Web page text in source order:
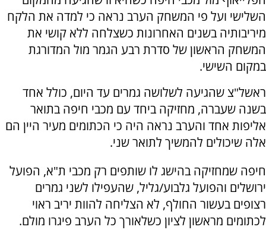
השלישי ועל פי המשחק הערב נראה כי למדה את הלקח
מיריבותיה בשנים האחרונות כשצלחה ללא קושי את
המשחק הראשון של סדרת רבע הגמר מול המדורגת
במקום השישי.
ראשל"צ שהגיעה לשלושה גמרים עד היום, כולל אחד
בשנה שעברה, מחזיקה ביחד עם מכבי חיפה בתואר
אליפות אחד והערב נראה היה כי הכתומים מעיר היין הם
אלה שיכולים להמשיך לתואר שני.
חיפה שמחזיקה בהישג לו שותפים רק מכבי ת"א, הפועל
ירושלים והפועל גלבוע/גליל, שהעפילו לשני גמרים
רצופים בעשור החולף, לא הצליחה להוות יריב ראוי
לכתומים מראשון לציון כשלאורך כל הערב פיגרו מולם.